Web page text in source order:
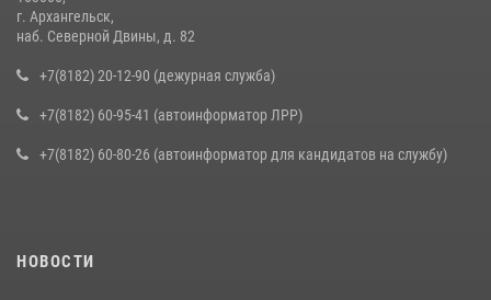
г. Архангельск,
наб. Северной Двины, д. 82
+7(8182) 20-12-90 (дежурная служба)
+7(8182) 60-95-41 (автоинформатор ЛРР)
+7(8182) 60-80-26 (автоинформатор для кандидатов на службу)
НОВОСТИ